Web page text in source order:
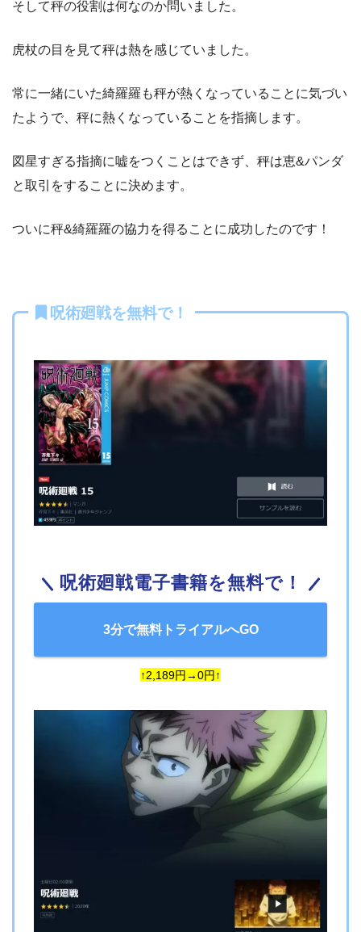
そして秤の役割は何なのか問いました。
虎杖の目を見て秤は熱を感じていました。
常に一緒にいた綺羅羅も秤が熱くなっていることに気づい
たようで、秤に熱くなっていることを指摘します。
図星すぎる指摘に嘘をつくことはできず、秤は恵&パンダ
と取引をすることに決めます。
ついに秤&綺羅羅の協力を得ることに成功したのです！
呪術廻戦を無料で！
呪術廻戦電子書籍を無料で！
3分で無料トライアルへGO
↑2,189円→0円↑